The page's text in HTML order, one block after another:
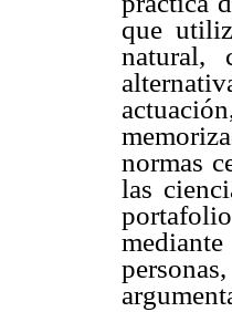
que
natural,
normas
las